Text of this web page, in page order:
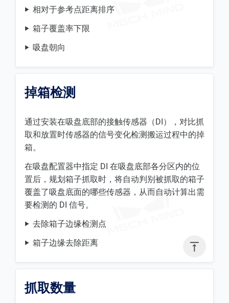

相对于参考点距离排序
箱子覆盖率下限
吸盘朝向
掉箱检测
通过安装在吸盘底部的接触传感器（DI），对比抓
取和放置时传感器的信号变化检测搬运过程中的掉
箱。
在吸盘配置器中指定 DI 在吸盘底部各分区内的位
置后，规划箱子抓取时，将自动判别被抓取的箱子
覆盖了吸盘底面的哪些传感器，从而自动计算出需
要检测的 DI 信号。
去除箱子边缘检测点
箱子边缘去除距离
抓取数量